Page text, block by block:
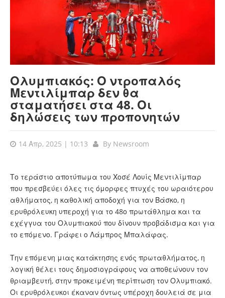
Ολυμπιακός: Ο ντροπαλός
Μεντιλίμπαρ δεν θα
σταματήσει στα 48. Οι
δηλώσεις των προπονητών
14 Απρ, 2025 | 10:13 By Newsroom
Το τεράστιο αποτύπωμα του Χοσέ Λουίς Μεντιλίμπαρ
που πρεσβεύει όλες τις όμορφες πτυχές του ωραιότερου
αθλήματος, η καθολική αποδοχή για τον Βάσκο, η
ερυθρόλευκη υπεροχή για το 48ο πρωτάθλημα και τα
εχέγγυα του Ολυμπιακού που δίνουν προβάδισμα και για
το επόμενο. Γράφει ο Λάμπρος Μπαλάφας.
Την επόμενη μιας κατάκτησης ενός πρωταθλήματος, η
λογική θέλει τους δημοσιογράφους να αποθεώνουν τον
θριαμβευτή, στην προκειμένη περίπτωση τον Ολυμπιακό.
Οι ερυθρόλευκοι έκαναν όντως υπέροχη δουλειά σε μια